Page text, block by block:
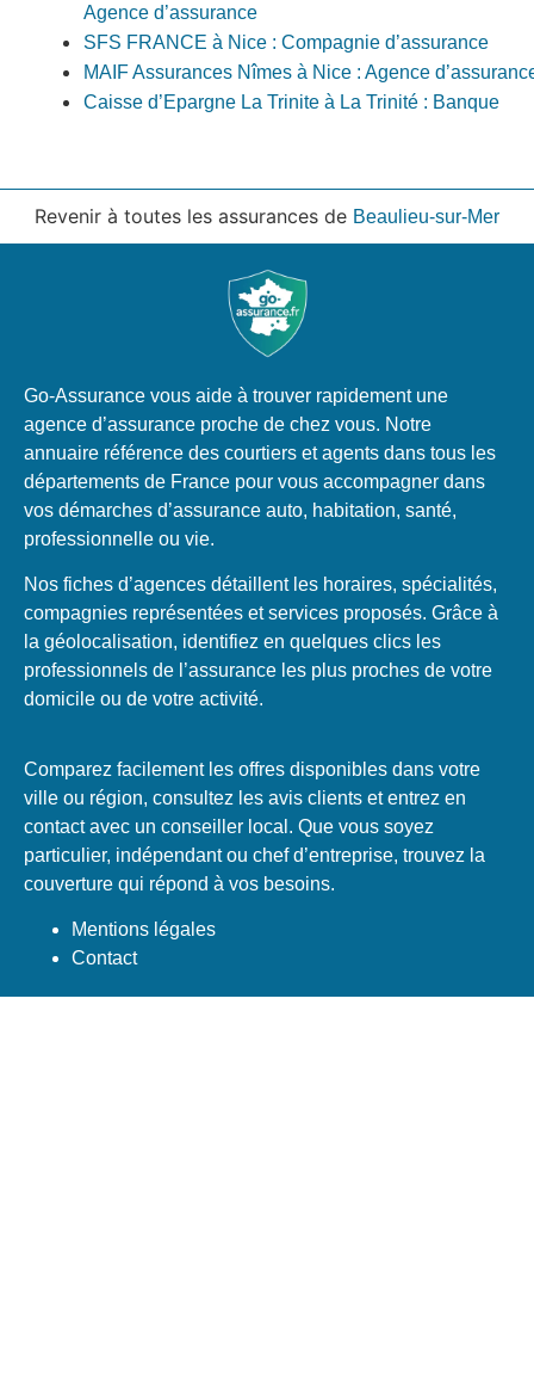
Agence d’assurance
SFS FRANCE à Nice : Compagnie d’assurance
MAIF Assurances Nîmes à Nice : Agence
Caisse d’Epargne La Trinite à La Trinité : Banque
Revenir à toutes les assurances de Beaulieu-sur-Mer
Go-Assurance vous aide à trouver rapidement une
agence d’assurance proche de chez vous. Notre
annuaire référence des courtiers et agents dans tous les
départements de France pour vous accompagner dans
vos démarches d’assurance auto, habitation, santé,
professionnelle ou vie.
Nos fiches d’agences détaillent les horaires, spécialités,
compagnies représentées et services proposés. Grâce à
la géolocalisation, identifiez en quelques clics les
professionnels de l’assurance les plus proches de votre
domicile ou de votre activité.
Comparez facilement les offres disponibles dans votre
ville ou région, consultez les avis clients et entrez en
contact avec un conseiller local. Que vous soyez
particulier, indépendant ou chef d’entreprise, trouvez la
couverture qui répond à vos besoins.
Mentions légales
Contact